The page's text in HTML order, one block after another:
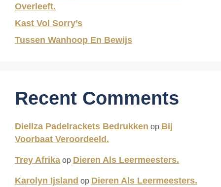
Overleeft.
Kast Vol Sorry’s
Tussen Wanhoop En Bewijs
Recent Comments
Diellza Padelrackets Bedrukken op Bij
Voorbaat Veroordeeld.
Trey Afrika op Dieren Als Leermeesters.
Karolyn Ijsland op Dieren Als Leermeesters.